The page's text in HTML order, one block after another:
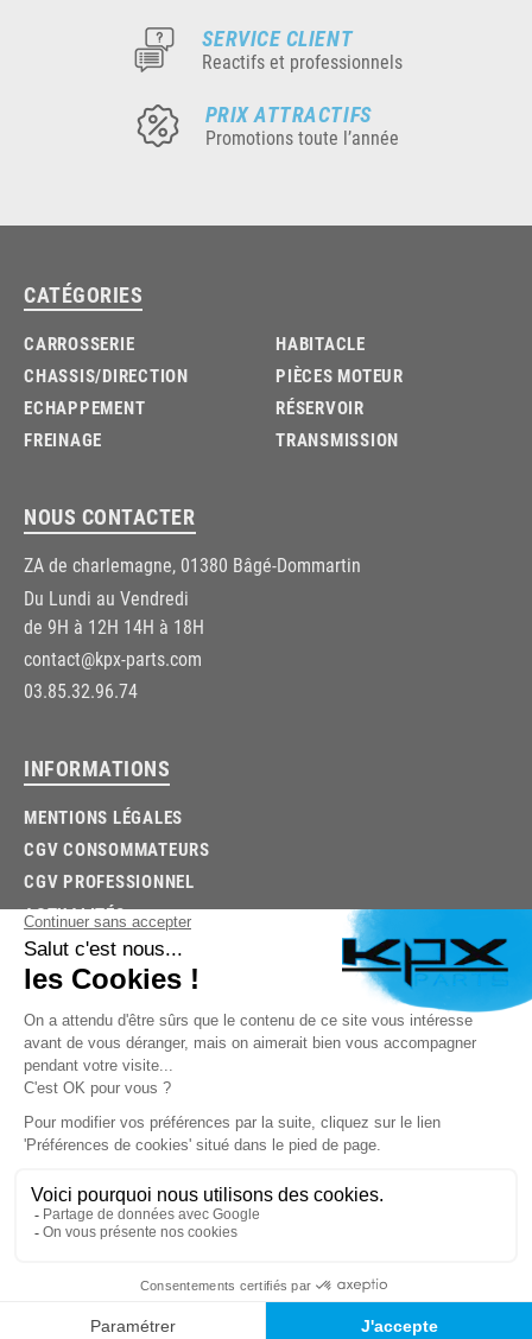
SERVICE CLIENT
Reactifs et professionnels
PRIX ATTRACTIFS
Promotions toute l’année
03.85.32.96.74
© 2026 -KPX PARTS- SITE CRÉÉ PARLET'S CLIC
CATÉGORIES
CARROSSERIE
CHASSIS/DIRECTION
ECHAPPEMENT
FREINAGE
HABITACLE
PIÈCES MOTEUR
RÉSERVOIR
TRANSMISSION
NOUS CONTACTER
ZA de charlemagne, 01380 Bâgé-Dommartin
Du Lundi au Vendredi
de 9H à 12H 14H à 18H
contact@kpx-parts.com
03.85.32.96.74
INFORMATIONS
MENTIONS LÉGALES
CGV CONSOMMATEURS
CGV PROFESSIONNEL
ACTUALITÉS
TROUVEZ LA BONNE PIÈCE RAPIDEMENT
03.85.32.96.74